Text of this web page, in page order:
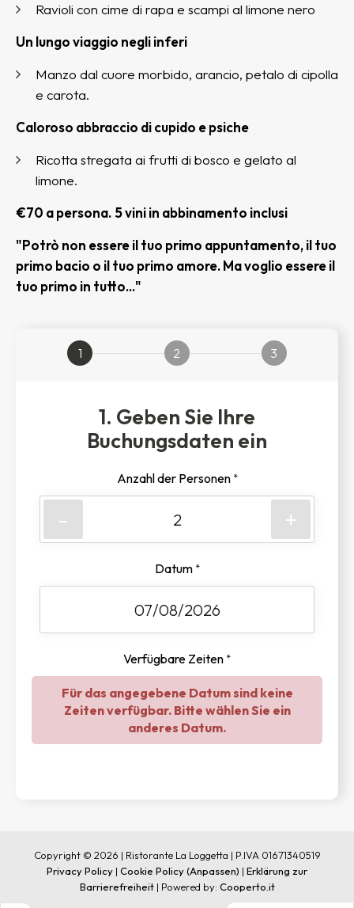
Ravioli con cime di rapa e scampi al limone nero
Un lungo viaggio negli inferi
Manzo dal cuore morbido, arancio, petalo di cipolla
e carota.
Caloroso abbraccio di cupido e psiche
Ricotta stregata ai frutti di bosco e gelato al
limone.
€70 a persona. 5 vini in abbinamento inclusi
"Potrò non essere il tuo primo appuntamento, il tuo
primo bacio o il tuo primo amore. Ma voglio essere il
tuo primo in tutto..."
1 2 3
1. Geben Sie Ihre
Buchungsdaten ein
Anzahl der Personen *
- +
Datum *
Verfügbare Zeiten *
Für das angegebene Datum sind keine
Zeiten verfügbar. Bitte wählen Sie ein
anderes Datum.
Copyright © 2026 | Ristorante La Loggetta | P.IVA 01671340519
Privacy Policy | Cookie Policy(Anpassen) | Erklärung zur
Barrierefreiheit| Powered by: Cooperto.it